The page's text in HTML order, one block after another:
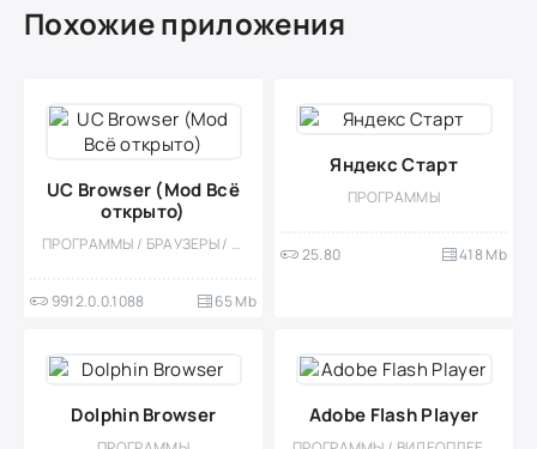
Похожие приложения
UC Browser (Mod Всё
открыто)
ПРОГРАММЫ / БРАУЗЕРЫ / МОД
9912.0.0.1088 65 Mb
Яндекс Старт
ПРОГРАММЫ
25.80 418 Mb
Dolphin Browser Adobe Flash Player